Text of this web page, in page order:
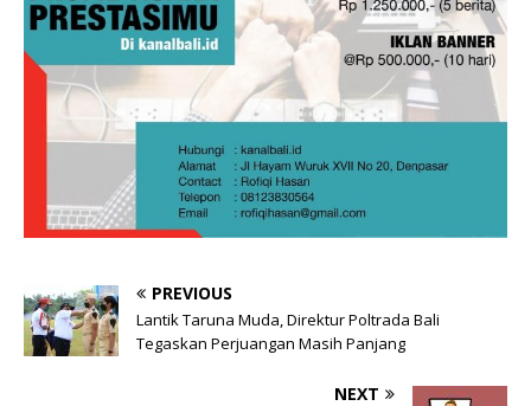
PREVIOUS
Lantik Taruna Muda, Direktur Poltrada Bali
Tegaskan Perjuangan Masih Panjang
NEXT